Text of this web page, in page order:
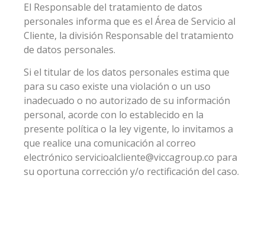
El Responsable del tratamiento de datos
personales informa que es el Área de Servicio al
Cliente, la división Responsable del tratamiento
de datos personales.
Si el titular de los datos personales estima que
para su caso existe una violación o un uso
inadecuado o no autorizado de su información
personal, acorde con lo establecido en la
presente política o la ley vigente, lo invitamos a
que realice una comunicación al correo
electrónico servicioalcliente@viccagroup.co para
su oportuna corrección y/o rectificación del caso.